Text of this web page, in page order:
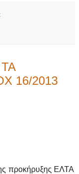
16/2013
προκήρυξης ΕΛΤΑ